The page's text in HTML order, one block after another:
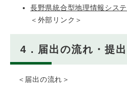
長野県統合型地理情報シス
＜外部リンク＞
4．届出の流れ・提
＜届出の流れ＞